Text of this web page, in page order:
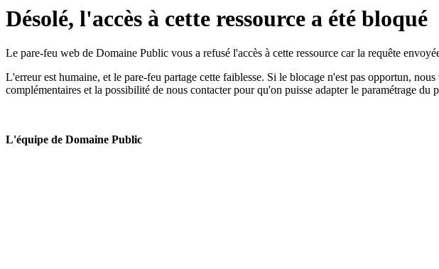
Désolé, l'accès à cette ressource a été bloqué
Le pare-feu web de Domaine Public vous a refusé l'accès à cette ressource car la requête
L'erreur est humaine, et le pare-feu partage cette faiblesse. Si le blocage n'est pas opportun,
complémentaires et la possibilité de nous contacter pour qu'on puisse adapter le paramétrage du
L'équipe de Domaine Public